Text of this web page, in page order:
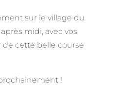
sur le village du
midi, avec vos
cette belle course
!